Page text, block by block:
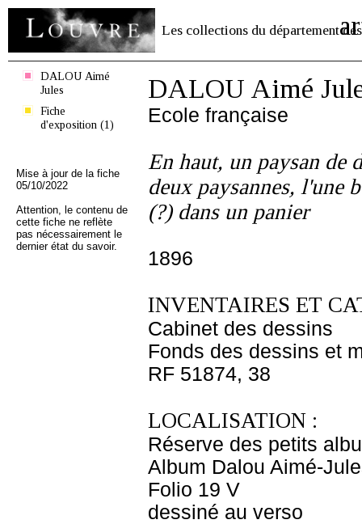
Les collections du département des
DALOU Aimé
Jules
Fiche
d'exposition (1)
Mise à jour de la fiche
05/10/2022
Attention, le contenu de
cette fiche ne reflète
pas nécessairement le
dernier état du savoir.
DALOU Aimé
Ecole française
En haut, un paysan de
deux paysannes, l'une
(?) dans un panier
1896
INVENTAIRES ET
Cabinet des dessins
Fonds des dessins et
RF 51874, 38
LOCALISATION :
Réserve des petits
Album Dalou Aimé-
Folio 19 V
dessiné au verso